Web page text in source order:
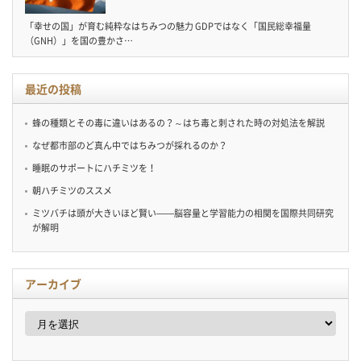
「幸せの国」が育む純粋なはちみつの魅力 GDPではなく「国民総幸福量
（GNH）」を国の豊かさ…
最近の投稿
蜂の種類とその毒に違いはあるの？～はち毒と刺された時の対処法を解説
なぜ都市部のど真ん中ではちみつが採れるのか？
睡眠のサポートにハチミツを！
朝ハチミツのススメ
ミツバチは頭が大きいほど賢い——脳容量と学習能力の相関を国際共同研究
が解明
アーカイブ
ア
イ